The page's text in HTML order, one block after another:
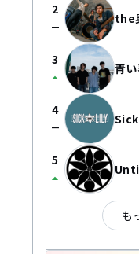
2
check_indeterminate_small the
3
arrow_drop_up 青
4
check_indeterminate_small
5
arrow_drop_up
も